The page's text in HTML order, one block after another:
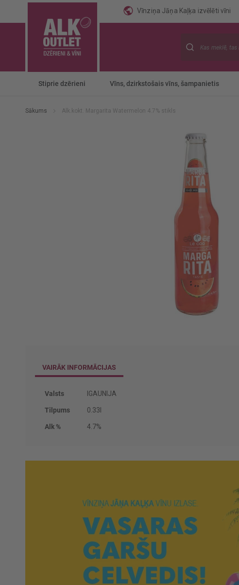
Vīnziņa Jāņa Kaļķa izvēlēti vīni
Stiprie dzērieni Vīns, dzirkstošais vīns, šampanietis
Sākums Alk.kokt. Margarita Watermelon 4.7% stikls
VAIRĀK INFORMĀCIJAS
Vairāk
Valsts IGAUNIJA
Tilpums 0.33l
Alk % 4.7%